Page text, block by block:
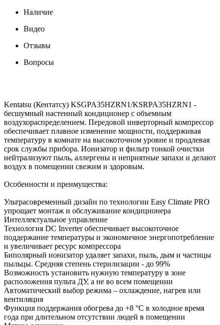
Наличие
Видео
Отзывы
Вопросы
Kentatsu (Кентатсу) KSGPA35HZRN1/KSRPA35HZRN1 -
бесшумный настенный кондиционер с объемным
воздухораспределением. Передовой инверторный компрессор
обеспечивает плавное изменение мощности, поддерживая
температуру в комнате на высокоточном уровне и продлевая
срок службы прибора. Ионизатор и фильтр тонкой очистки
нейтрализуют пыль, аллергены и неприятные запахи и делают
воздух в помещении свежим и здоровым.
Особенности и преимущества:
Ультрасовременный дизайн по технологии Easy Climate PRO
упрощает монтаж и обслуживание кондиционера
Интеллектуальное управление
Технология DC Inverter обеспечивает высокоточное
поддержание температуры и экономичное энергопотребление
и увеличивает ресурс компрессора
Биполярный ионизатор удаляет запахи, пыль, дым и частицы
пыльцы. Средняя степень стерилизации - до 99%
Возможность установить нужную температуру в зоне
расположения пульта ДУ, а не во всем помещении
Автоматический выбор режима – охлаждение, нагрев или
вентиляция
Функция поддержания обогрева до +8 °С в холодное время
года при длительном отсутствии людей в помещении